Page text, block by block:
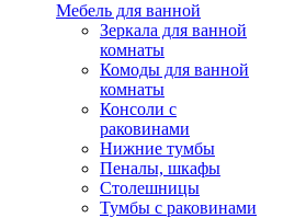
Мебель для ванной
Зеркала для ванной
комнаты
Комоды для ванной
комнаты
Консоли с
раковинами
Нижние тумбы
Пеналы, шкафы
Столешницы
Тумбы с раковинами